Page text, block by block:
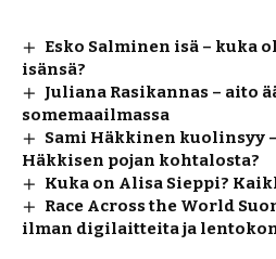
Esko Salminen isä – kuka
isänsä?
Juliana Rasikannas – aito
somemaailmassa
Sami Häkkinen kuolinsyy
Häkkisen pojan kohtalosta?
Kuka on Alisa Sieppi?
Race Across the World
ilman digilaitteita ja